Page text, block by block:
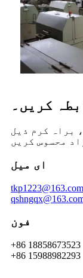
کریں۔
براہ کرم ذیل
ای میل
tkp1223@163.com
فون
+86 18858673523
+86 15988982293